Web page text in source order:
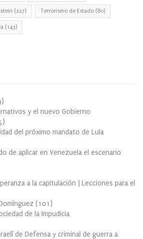
(227) Terrorismo de Estado (80)
(143)
)
y el nuevo Gobierno
)
del próximo mandato de Lula
de aplicar en Venezuela el escenario
a la capitulación | Lecciones para el
(101 )
de la Impudicia
de Defensa y criminal de guerra a